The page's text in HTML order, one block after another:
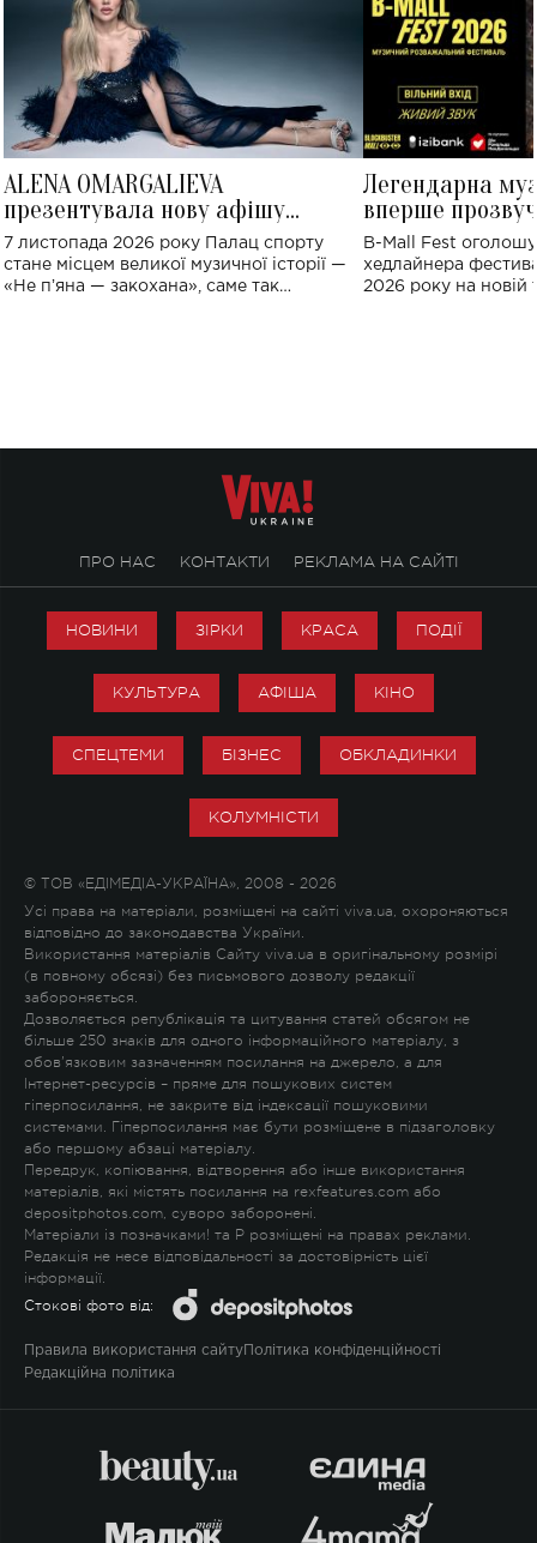
ALENA OMARGALIEVA
презентувала нову афішу
великого концерту в Палаці
спорту
7 листопада 2026 року Палац спорту
стане місцем великої музичної історії —
«Не пʼяна — закохана», саме так
Легендарна
вперше
Україні: де
B-Mall Fest
хедлайнера
2026 року на новій
ПРО НАС КОНТАКТИ РЕКЛАМА НА САЙТІ
НОВИНИ ЗІРКИ КРАСА ПОДІЇ
КУЛЬТУРА АФІША КІНО
СПЕЦТЕМИ БІЗНЕС ОБКЛАДИНКИ
КОЛУМНІСТИ
© ТОВ «ЕДІМЕДІА-УКРАЇНА», 2008 - 2026
Усі права на матеріали, розміщені на сайті viva.ua, охороняються
відповідно до законодавства України.
Використання матеріалів Сайту viva.ua в оригінальному розмірі
(в повному обсязі) без письмового дозволу редакції
забороняється.
Дозволяється републікація та цитування статей обсягом не
більше 250 знаків для одного інформаційного матеріалу, з
обов'язковим зазначенням посилання на джерело, а для
Інтернет-ресурсів – пряме для пошукових систем
гіперпосилання, не закрите від індексації пошуковими
системами. Гіперпосилання має бути розміщене в підзаголовку
або першому абзаці матеріалу.
Передрук, копіювання, відтворення або інше використання
матеріалів, які містять посилання на rexfeatures.com або
depositphotos.com, суворо заборонені.
Матеріали із позначками! та P розміщені на правах реклами.
Редакція не несе відповідальності за достовірність цієї
інформації.
Стокові фото від:
Правила використання сайту Політика конфіденційності
Редакційна політика